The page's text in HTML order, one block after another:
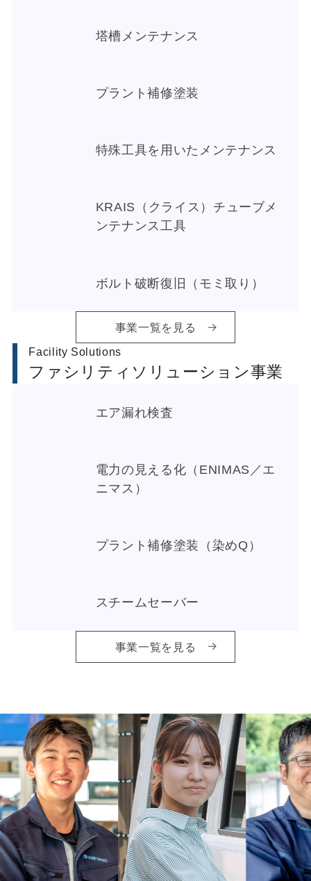
塔槽メンテナンス
プラント補修塗装
特殊工具を用いたメンテナンス
KRAIS（クライス）チューブメ
ンテナンス工具
ボルト破断復旧（モミ取り）
事業一覧を見る
Facility Solutions
ファシリティソリューション事業
エア漏れ検査
電力の見える化（ENIMAS／エ
ニマス）
プラント補修塗装（染めQ）
スチームセーバー
事業一覧を見る